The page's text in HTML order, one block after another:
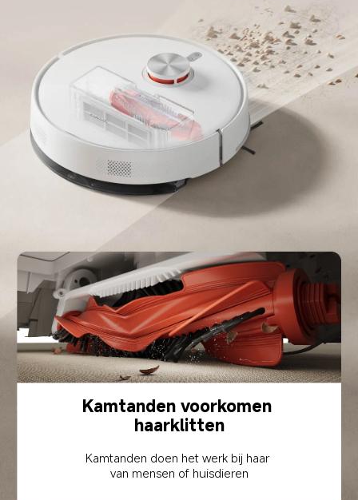
Kamtanden voorkomen
haarklitten
Kamtanden doen het werk bij haar
van mensen of huisdieren